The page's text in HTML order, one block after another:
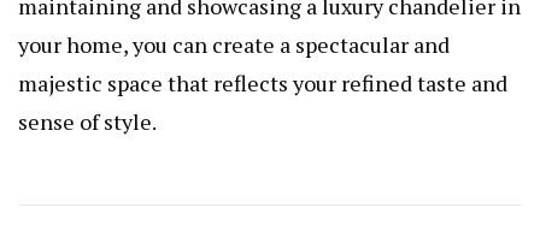
maintaining and showcasing a luxury chandelier in
your home, you can create a spectacular and
majestic space that reflects your refined taste and
sense of style.